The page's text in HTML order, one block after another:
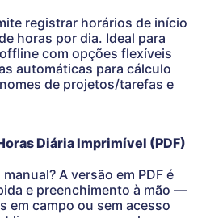
registrar horários de início
horas por dia. Ideal para
com opções flexíveis
automáticas para cálculo
de projetos/tarefas e
Diária Imprimível (PDF)
A versão em PDF é
e preenchimento à mão —
em campo ou sem acesso